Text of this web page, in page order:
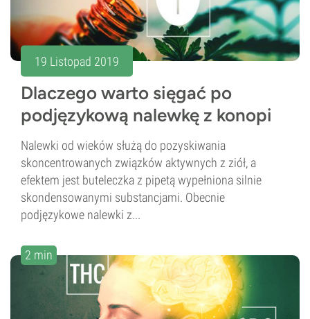
19 Listopad 2019
Dlaczego warto sięgać po
podjęzykową nalewkę z konopi
Nalewki od wieków służą do pozyskiwania
skoncentrowanych związków aktywnych z ziół, a
efektem jest buteleczka z pipetą wypełniona silnie
skondensowanymi substancjami. Obecnie
podjęzykowe nalewki z...
2 min